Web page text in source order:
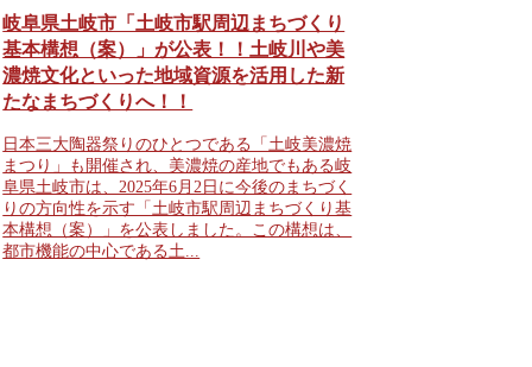
岐阜県土岐市「土岐市駅周辺まちづくり
基本構想（案）」が公表！！土岐川や美
濃焼文化といった地域資源を活用した新
たなまちづくりへ！！
日本三大陶器祭りのひとつである「土岐美濃焼
まつり」も開催され、美濃焼の産地でもある岐
阜県土岐市は、2025年6月2日に今後のまちづく
りの方向性を示す「土岐市駅周辺まちづくり基
本構想（案）」を公表しました。この構想は、
都市機能の中心である土...